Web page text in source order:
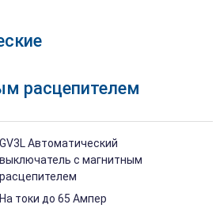
расцепителем
GV3L Автоматический
выключатель с магнитным
расцепителем
На токи до 65 Ампер